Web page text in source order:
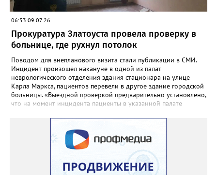
06:53 09.07.26
Прокуратура Златоуста провела проверку в
больнице, где рухнул потолок
Поводом для внепланового визита стали публикации в СМИ.
Инцидент произошёл накануне в одной из палат
неврологического отделения здания стационара на улице
Карла Маркса, пациентов перевели в другое здание городской
больницы. «Выездной проверкой предварительно установлено,
что на момент инцидента пациенты в указанной палате
работ. Причиной отслоения отделочного слоя потолка в палате
явилось подтопление в результате протечки кровли», -
сообщили в региональной прокуратуре. В ходе проверки
прокуратурой города будет дана оценка исполнению
требований федерального законодательства ответственными
должностными лицами. При наличии оснований будут приняты
мер прокурорского реагирования.